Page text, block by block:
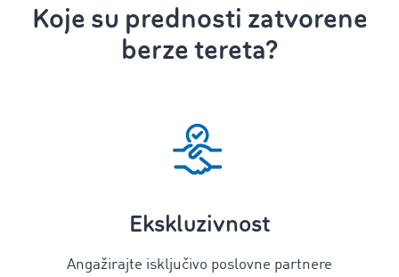
Koje su prednosti zatvorene
berze tereta?
Ekskluzivnost
Angažirajte isključivo poslovne partnere